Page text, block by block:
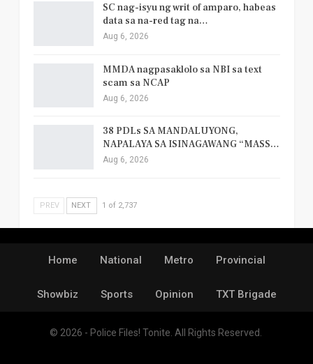
SC nag-isyu ng writ of amparo, habeas
data sa na-red tag na…
Aug 6, 2026
MMDA nagpasaklolo sa NBI sa text
scam sa NCAP
Aug 6, 2026
38 PDLs SA MANDALUYONG,
NAPALAYA SA ISINAGAWANG “MASS…
Aug 6, 2026
PREV NEXT 1 of 2,737
Home National Metro Provincial
Showbiz Sports Opinion TXT Brigade
© 2026 - Police Files! Tonite. All Rights Reserved.